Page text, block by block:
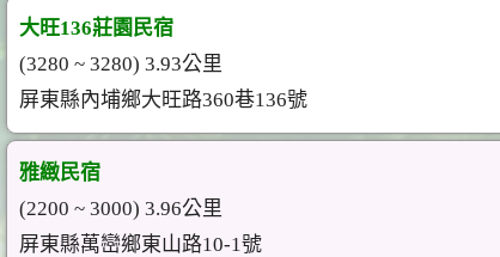
大旺136莊園民宿
(3280 ~ 3280) 3.93公里
屏東縣內埔鄉大旺路360巷136號
雅緻民宿
(2200 ~ 3000) 3.96公里
屏東縣萬巒鄉東山路10-1號